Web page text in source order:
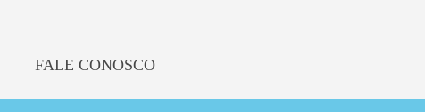
FALE CONOSCO